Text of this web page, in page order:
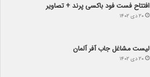
افتتاح فست فود باکسی پرند + تصاویر
۲۰ دی ۱۴۰۲
لیست مشاغل جاب آفر آلمان
۲۰ دی ۱۴۰۲